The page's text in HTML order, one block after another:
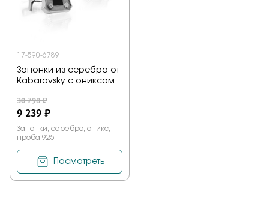
17-590-6789
Запонки из серебра от
Kabarovsky с ониксом
30 798 ₽
9 239 ₽
Запонки, серебро, оникс,
проба 925
Посмотреть
Заказать
Подтверждаю, что я ознакомлен и согласен с условиями
политики конфиденциальности